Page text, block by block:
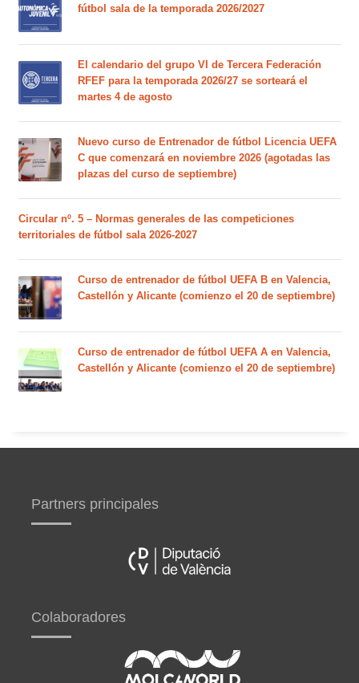
fútbol sala de la temporada 2026/2027
El calendario del grupo VI de Tercera Federación
RFEF para la temporada 2026/27 se sorteará el
martes 4 de agosto
Nuevo curso de Entrenador de fútbol Licencia UEFA
C que comenzará en noviembre 2026 (agotadas las
plazas del curso de septiembre)
Circular nº. 5 – Normas generales de las competiciones
territoriales de fútbol sala 2026-2027
Curso de entrenador de fútbol UEFA B en Valencia,
Castellón y Alicante (comienzo el 20 de septiembre)
Curso de entrenador de fútbol UEFA A en Valencia,
Castellón y Alicante (comienzo el 20 de septiembre)
Partners principales
Colaboradores